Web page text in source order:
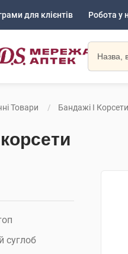
для клієнтів Робота у
Товари Бандажі І Корсети
суглоб